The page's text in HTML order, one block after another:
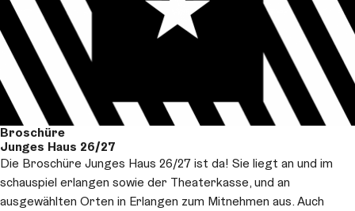
Broschüre
Junges Haus 26/27
Die Broschüre Junges Haus 26/27 ist da! Sie liegt an und im
schauspiel erlangen sowie der Theaterkasse, und an
ausgewählten Orten in Erlangen zum Mitnehmen aus. Auch